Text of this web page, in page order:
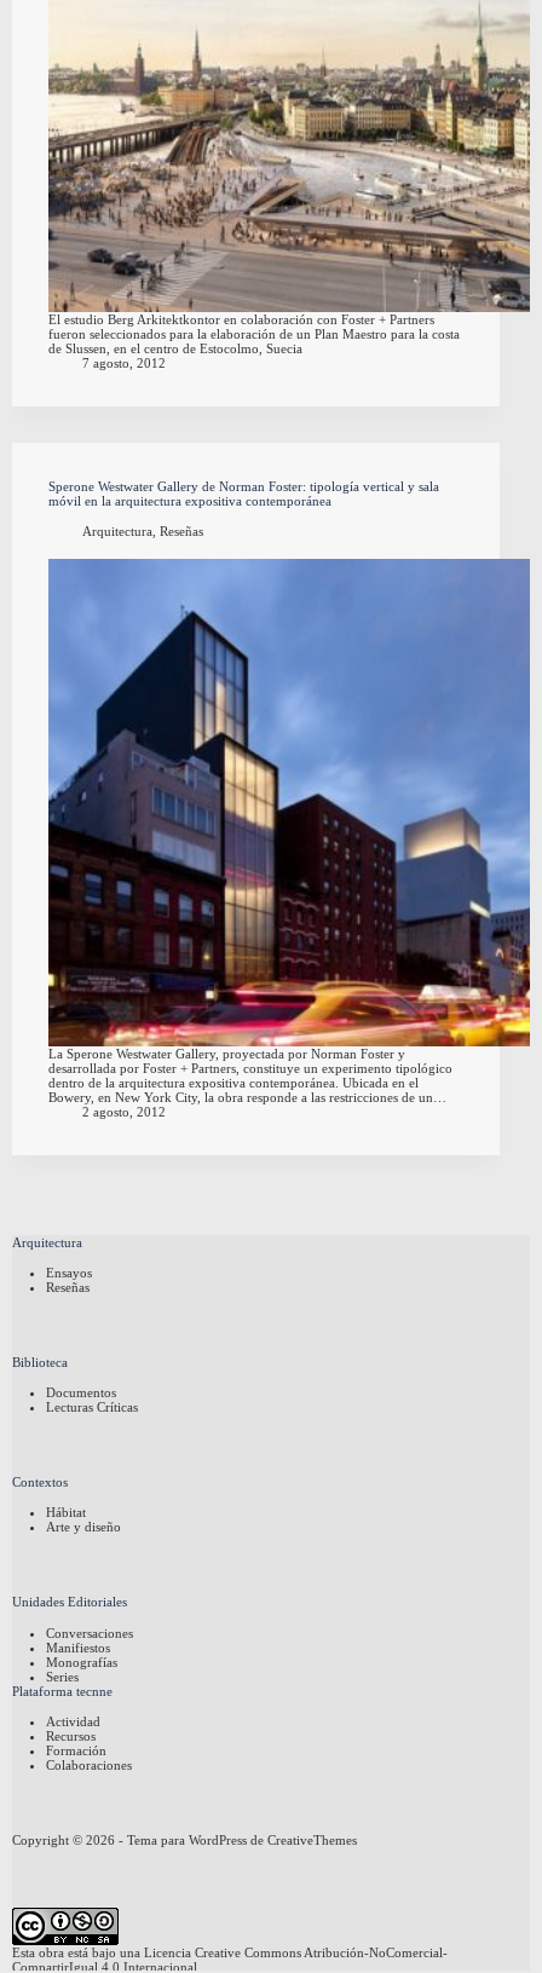
El estudio Berg Arkitektkontor en colaboración con Foster + Partners
fueron seleccionados para la elaboración de un Plan Maestro para la costa
de Slussen, en el centro de Estocolmo, Suecia
7 agosto, 2012
Sperone Westwater Gallery de Norman Foster: tipología vertical y sala
móvil en la arquitectura expositiva contemporánea
Arquitectura, Reseñas
La Sperone Westwater Gallery, proyectada por Norman Foster y
desarrollada por Foster + Partners, constituye un experimento tipológico
dentro de la arquitectura expositiva contemporánea. Ubicada en el
Bowery, en New York City, la obra responde a las restricciones de un…
2 agosto, 2012
Arquitectura
Ensayos
Reseñas
Biblioteca
Documentos
Lecturas Críticas
Contextos
Hábitat
Arte y diseño
Unidades Editoriales
Conversaciones
Manifiestos
Monografías
Series
Plataforma tecnne
Actividad
Recursos
Formación
Colaboraciones
Copyright © 2026 - Tema para WordPress de CreativeThemes
Esta obra está bajo una Licencia Creative Commons Atribución-NoComercial-
CompartirIgual 4.0 Internacional